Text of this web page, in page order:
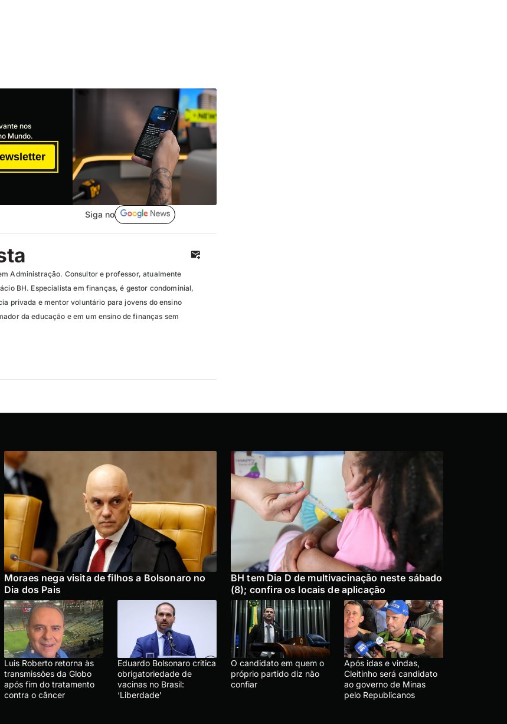
nos
Mundo.
Siga no
Administração. Consultor e professor, atualmente
BH. Especialista em finanças, é gestor condominial,
privada e mentor voluntário para jovens do ensino
da educação e em um ensino de finanças sem
Moraes nega visita de filhos a Bolsonaro no
Dia dos Pais
BH tem Dia D de multivacinação neste sábado
(8); confira os locais de aplicação
Luis Roberto retorna às
transmissões da Globo
após fim do tratamento
contra o câncer
Eduardo Bolsonaro critica
obrigatoriedade de
vacinas no Brasil:
‘Liberdade’
O candidato em quem o
próprio partido diz não
confiar
Após idas e vindas,
Cleitinho será candidato
ao governo de Minas
pelo Republicanos